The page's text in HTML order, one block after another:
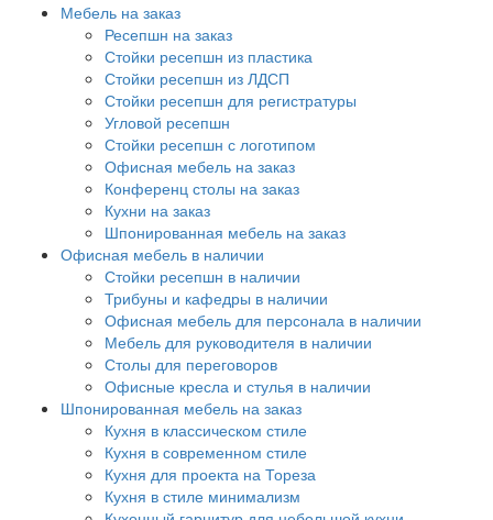
Мебель на заказ
Ресепшн на заказ
Стойки ресепшн из пластика
Стойки ресепшн из ЛДСП
Стойки ресепшн для регистратуры
Угловой ресепшн
Стойки ресепшн с логотипом
Офисная мебель на заказ
Конференц столы на заказ
Кухни на заказ
Шпонированная мебель на заказ
Офисная мебель в наличии
Стойки ресепшн в наличии
Трибуны и кафедры в наличии
Офисная мебель для персонала в наличии
Мебель для руководителя в наличии
Столы для переговоров
Офисные кресла и стулья в наличии
Шпонированная мебель на заказ
Кухня в классическом стиле
Кухня в современном стиле
Кухня для проекта на Тореза
Кухня в стиле минимализм